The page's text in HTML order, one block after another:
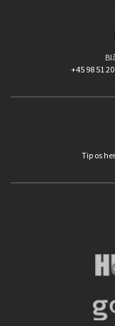
+45 98 51
Tip os her